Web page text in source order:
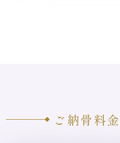
ご納骨料金